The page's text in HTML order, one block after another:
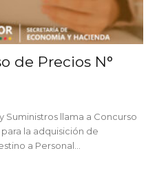
de Precios N°
llama a Concurso
la adquisición de
a Personal...